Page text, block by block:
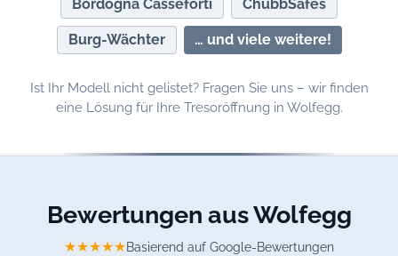
Bordogna Casseforti ChubbSafes
Burg-Wächter … und viele weitere!
Ist Ihr Modell nicht gelistet? Fragen Sie uns – wir finden
eine Lösung für Ihre Tresoröffnung in Wolfegg.
Bewertungen aus Wolfegg
★★★★★Basierend auf Google-Bewertungen